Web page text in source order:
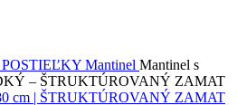
Mantinel Mantinel s
– ŠTRUKTÚROVANÝ ZAMAT